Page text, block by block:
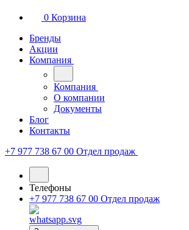
0 Корзина
Бренды
Акции
Компания
Компания
О компании
Документы
Блог
Контакты
+7 977 738 67 00 Отдел продаж
Телефоны
+7 977 738 67 00 Отдел продаж